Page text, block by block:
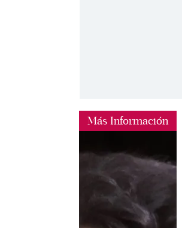
Más Información